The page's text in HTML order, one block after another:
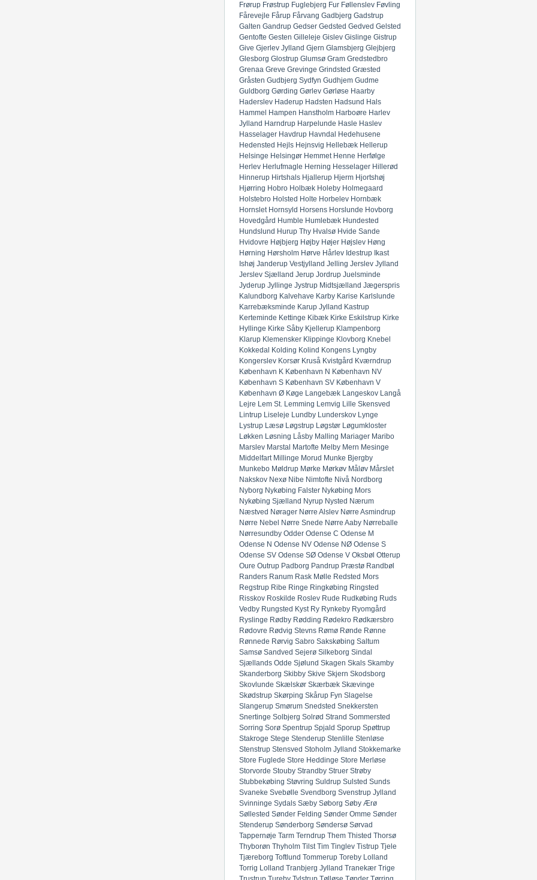
Frørup Frøstrup Fuglebjerg Fur Føllenslev Føvling
Fårevejle Fårup Fårvang Gadbjerg Gadstrup
Galten Gandrup Gedser Gedsted Gedved Gelsted
Gentofte Gesten Gilleleje Gislev Gislinge Gistrup
Give Gjerlev Jylland Gjern Glamsbjerg Glejbjerg
Glesborg Glostrup Glumsø Gram Gredstedbro
Grenaa Greve Grevinge Grindsted Græsted
Gråsten Gudbjerg Sydfyn Gudhjem Gudme
Guldborg Gørding Gørlev Gørløse Haarby
Haderslev Haderup Hadsten Hadsund Hals
Hammel
Hampen Hanstholm Harboøre Harlev
Jylland Harndrup Harpelunde Hasle Haslev
Hasselager Havdrup Havndal Hedehusene
Hedensted Hejls Hejnsvig Hellebæk Hellerup
Helsinge Helsingør Hemmet Henne Herfølge
Herlev Herlufmagle Herning Hesselager Hillerød
Hinnerup Hirtshals Hjallerup Hjerm Hjortshøj
Hjørring Hobro Holbæk Holeby Holmegaard
Holstebro Holsted Holte Horbelev Hornbæk
Hornslet Hornsyld Horsens Horslunde Hovborg
Hovedgård Humble Humlebæk Hundested
Hundslund Hurup Thy Hvalsø Hvide Sande
Hvidovre Højbjerg Højby Højer Højslev Høng
Hørning Hørsholm Hørve Hårlev Idestrup Ikast
Ishøj Janderup Vestjylland Jelling Jerslev Jylland
Jerslev Sjælland Jerup Jordrup Juelsminde
Jyderup Jyllinge Jystrup Midtsjælland Jægerspris
Kalundborg Kalvehave Karby Karise Karlslunde
Karrebæksminde Karup Jylland Kastrup
Kerteminde Kettinge Kibæk Kirke Eskilstrup Kirke
Hyllinge Kirke Såby Kjellerup Klampenborg
Klarup Klemensker Klippinge Klovborg Knebel
Kokkedal Kolding Kolind Kongens Lyngby
Kongerslev Korsør Kruså Kvistgård Kværndrup
København K København N København NV
København S København SV København V
København Ø Køge Langebæk Langeskov Langå
Lejre Lem St. Lemming Lemvig Lille Skensved
Lintrup Liseleje Lundby Lunderskov Lynge
Lystrup Læsø Løgstrup Løgstør Løgumkloster
Løkken Løsning Låsby Malling Mariager Maribo
Marslev Marstal Martofte Melby Mern Mesinge
Middelfart Millinge Morud Munke Bjergby
Munkebo Møldrup Mørke Mørkøv Måløv Mårslet
Nakskov Nexø Nibe Nimtofte Nivå Nordborg
Nyborg Nykøbing Falster Nykøbing Mors
Nykøbing Sjælland Nyrup Nysted Nærum
Næstved Nørager Nørre Alslev Nørre Asmindrup
Nørre Nebel
Nørre Snede Nørre Aaby Nørreballe
Nørresundby Odder Odense C Odense M
Odense N Odense NV Odense NØ Odense S
Odense SV Odense SØ Odense V Oksbøl Otterup
Oure Outrup Padborg Pandrup Præstø Randbøl
Randers Ranum Rask Mølle Redsted Mors
Regstrup Ribe Ringe Ringkøbing Ringsted
Risskov Roskilde Roslev Rude Rudkøbing Ruds
Vedby Rungsted Kyst Ry Rynkeby Ryomgård
Ryslinge Rødby Rødding Rødekro Rødkærsbro
Rødovre Rødvig Stevns Rømø Rønde Rønne
Rønnede Rørvig Sabro Sakskøbing Saltum
Samsø Sandved Sejerø Silkeborg Sindal
Sjællands Odde Sjølund Skagen Skals Skamby
Skanderborg Skibby Skive Skjern Skodsborg
Skovlunde Skælskør Skærbæk Skævinge
Skødstrup Skørping Skårup Fyn Slagelse
Slangerup Smørum Snedsted Snekkersten
Snertinge Solbjerg Solrød Strand Sommersted
Sorring Sorø Spentrup Spjald Sporup Spøttrup
Stakroge Stege Stenderup Stenlille Stenløse
Stenstrup Stensved Stoholm Jylland Stokkemarke
Store Fuglede Store Heddinge Store Merløse
Storvorde Stouby Strandby Struer Strøby
Stubbekøbing Støvring Suldrup Sulsted Sunds
Svaneke Svebølle Svendborg Svenstrup Jylland
Svinninge Sydals Sæby Søborg Søby Ærø
Søllested Sønder Felding Sønder Omme Sønder
Stenderup Sønderborg Søndersø Sørvad
Tappernøje Tarm Terndrup Them Thisted Thorsø
Thyborøn Thyholm Tilst Tim Tinglev Tistrup Tjele
Tjæreborg Toftlund Tommerup Toreby Lolland
Torrig Lolland Tranbjerg Jylland Tranekær Trige